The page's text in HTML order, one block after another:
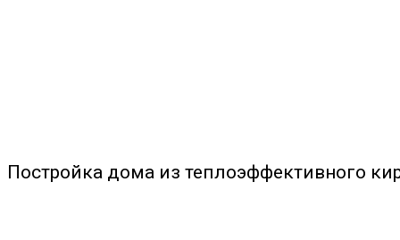
Постройка дома из теплоэффективного